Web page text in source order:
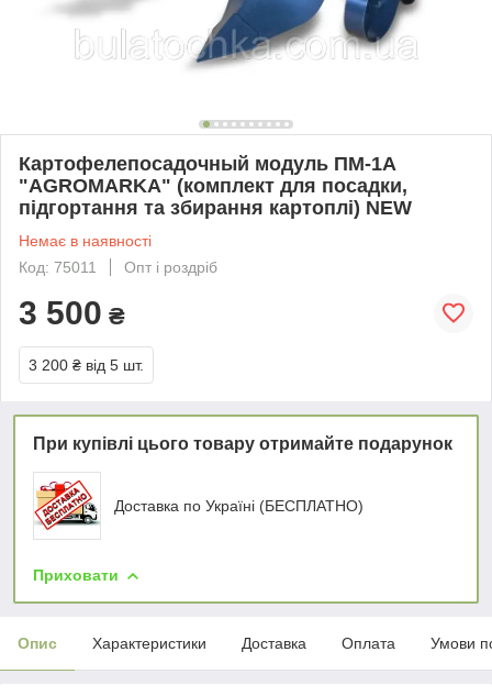
Картофелепосадочный модуль ПМ-1А
"AGROMARKA" (комплект для посадки,
підгортання та збирання картоплі) NEW
Немає в наявності
Код: 75011
Опт і роздріб
3 500 ₴
3 200 ₴ від 5 шт.
При купівлі цього товару отримайте подарунок
Доставка по Україні (БЕСПЛАТНО)
Приховати
Опис Характеристики Доставка Оплата Умови